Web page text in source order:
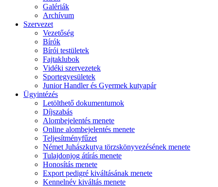
Galériák
Archívum
Szervezet
Vezetőség
Bírók
Bírói testületek
Fajtaklubok
Vidéki szervezetek
Sportegyesületek
Junior Handler és Gyermek kutyapár
Ügyintézés
Letölthető dokumentumok
Díjszabás
Alombejelentés menete
Online alombejelentés menete
Teljesítményfűzet
Német Juhászkutya törzskönyvezésének menete
Tulajdonjog átírás menete
Honosítás menete
Export pedigré kiváltásának menete
Kennelnév kiváltás menete